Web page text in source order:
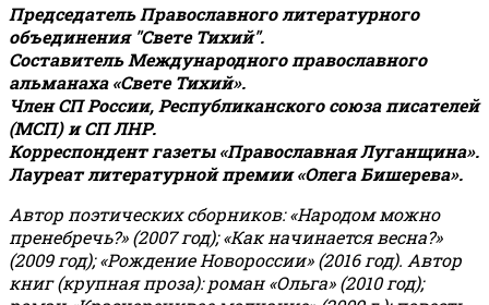
Председатель Православного литературного
объединения "Свете Тихий".
Составитель Международного православного
альманаха «Свете Тихий».
Член СП России, Республиканского союза писателей
(МСП) и СП ЛНР.
Корреспондент газеты «Православная Луганщина».
Лауреат литературной премии «Олега Бишерева».
Автор поэтических сборников: «Народом можно
пренебречь?» (2007 год); «Как начинается весна?»
(2009 год); «Рождение Новороссии» (2016 год). Автор
книг (крупная проза): роман «Ольга» (2010 год);